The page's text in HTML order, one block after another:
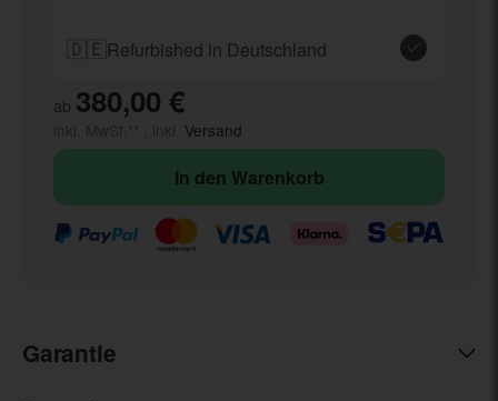
🇩🇪Refurbished in Deutschland
ab 380,00 €
Versand
In den Warenkorb
Garantie